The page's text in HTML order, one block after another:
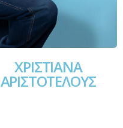
ΧΡΙΣΤΙΑΝΑ
ΑΡΙΣΤΟΤΕΛΟΥΣ